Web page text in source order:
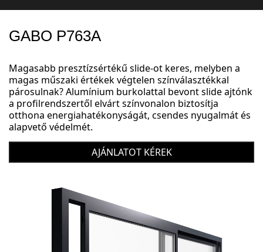
GABO P763A
Magasabb presztízsértékű slide-ot keres, melyben a
magas műszaki értékek végtelen színválasztékkal
párosulnak? Alumínium burkolattal bevont slide ajtónk
a profilrendszertől elvárt színvonalon biztosítja
otthona energiahatékonyságát, csendes nyugalmát és
alapvető védelmét.
AJÁNLATOT KÉREK